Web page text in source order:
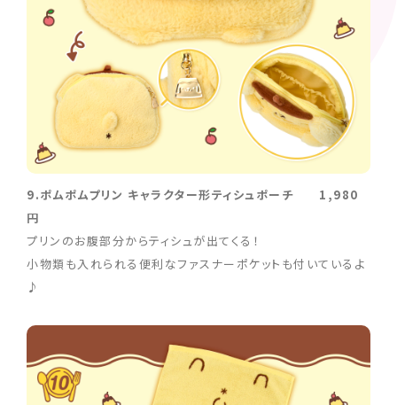
9.ポムポムプリン キャラクター形ティシュポーチ 1,980
円
プリンのお腹部分からティシュが出てくる！
小物類も入れられる便利なファスナーポケットも付いているよ
♪